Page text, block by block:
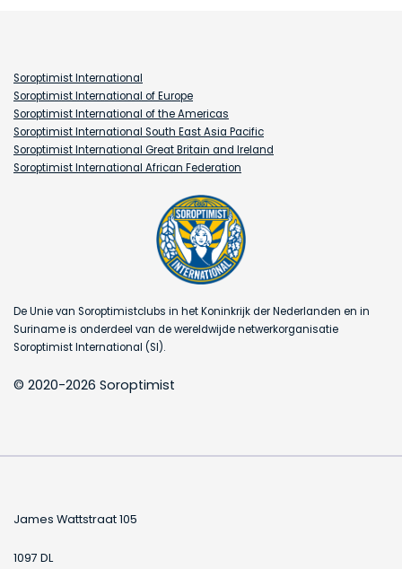
Soroptimist International
Soroptimist International of Europe
Soroptimist International of the Americas
Soroptimist International South East Asia Pacific
Soroptimist International Great Britain and Ireland
Soroptimist International African Federation
De Unie van Soroptimistclubs in het Koninkrijk der Nederlanden en in
Suriname is onderdeel van de wereldwijde netwerkorganisatie
Soroptimist International (SI).
© 2020-2026 Soroptimist
James Wattstraat 105
1097 DL